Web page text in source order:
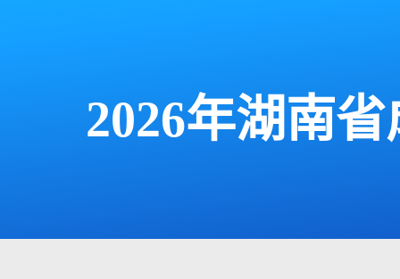
2026年湖南